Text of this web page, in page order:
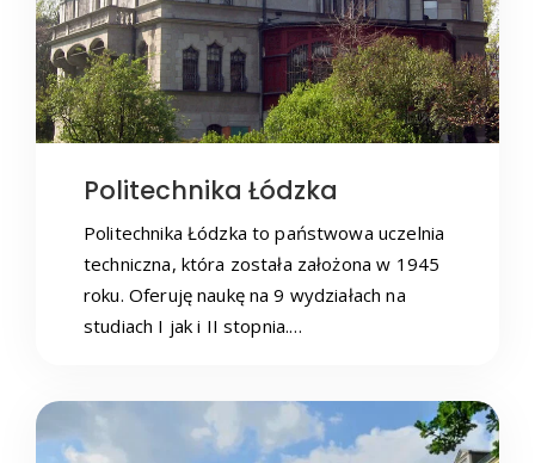
Politechnika Łódzka
Politechnika Łódzka to państwowa uczelnia
techniczna, która została założona w 1945
roku. Oferuję naukę na 9 wydziałach na
studiach I jak i II stopnia.…